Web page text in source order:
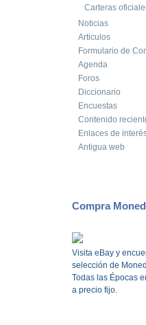
Carteras
Noticias
Articulos
Formulario de
Agenda
Foros
Diccionario
Encuestas
Contenido
Enlaces de
Antigua web
Compra
Visita eBay y
selección de
Todas las Épocas
a precio fijo.